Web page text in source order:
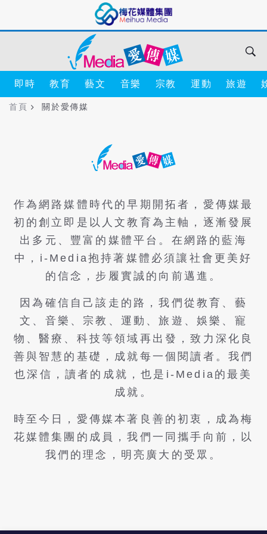
即時 教育 藝文 音樂 宗教 運動 旅遊
首頁 關於愛傳媒
作為網路媒體時代的早期開拓者，愛傳媒最
初的創立即是以人文教育為主軸，逐漸發展
出多元、豐富的媒體平台。在網路的藍海
中，i-Media抱持著媒體必須讓社會更美好
的信念，步履實誠的向前邁進。
因為確信自己該走的路，我們從教育、藝
文、音樂、宗教、運動、旅遊、娛樂、寵
物、醫療、科技等領域再出發，致力深化良
善與智慧的基礎，成就每一個閱讀者。我們
也深信，讀者的成就，也是i-Media的最美
成就。
時至今日，愛傳媒本著良善的初衷，成為梅
花媒體集團的成員，我們一同攜手向前，以
我們的理念，明亮廣大的受眾。